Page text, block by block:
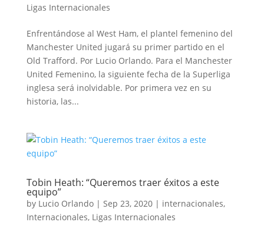
Ligas Internacionales
Enfrentándose al West Ham, el plantel femenino del
Manchester United jugará su primer partido en el
Old Trafford. Por Lucio Orlando. Para el Manchester
United Femenino, la siguiente fecha de la Superliga
inglesa será inolvidable. Por primera vez en su
historia, las...
Tobin Heath: “Queremos traer éxitos a este
equipo”
by Lucio Orlando| Sep 23, 2020| internacionales,
Internacionales, Ligas Internacionales